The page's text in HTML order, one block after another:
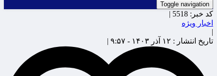
Toggle navigation
کد خبر: 5518 |
اخبار ویژه
|
تاریخ انتشار : ۱۲ آذر ۱۴۰۳ - ۹:۵۷ |